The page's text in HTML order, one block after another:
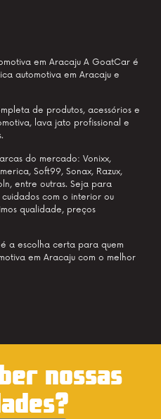
em Aracaju A GoatCar é
automotiva em Aracaju e
de produtos, acessórios e
lava jato profissional e
do mercado: Vonixx,
Soft99, Sonax, Razux,
entre outras. Seja para
com o interior ou
qualidade, preços
a escolha certa para quem
em Aracaju com o melhor
nossas